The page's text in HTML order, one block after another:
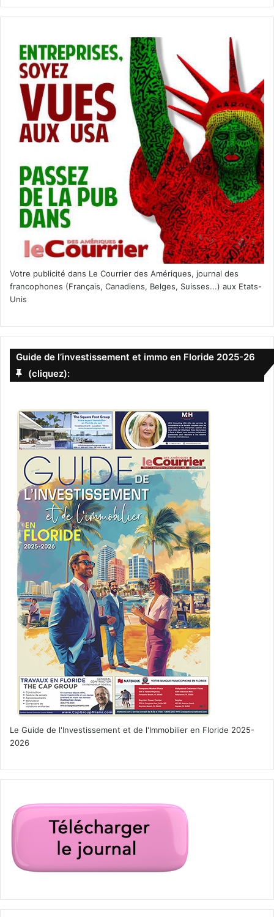
Votre publicité dans Le Courrier des Amériques, journal des
francophones (Français, Canadiens, Belges, Suisses...) aux Etats-
Unis
Guide de l’investissement et immo en Floride 2025-26
(cliquez):
Le Guide de l'Investissement et de l'Immobilier en Floride 2025-
2026